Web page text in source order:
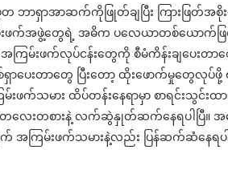
ဘာရှာအာဆက်ကိုဖြုတ်ချပြီး ကြားဖြ
ဖက်အဖွဲ့တွေရဲ့ အဓိက ပလေယာတစ်ယောက်ဖ
အကြမ်းဖက်လုပ်ငန်းတွေကို စီမံကိန်းချပေး
ပေးတာတွေ ပြီးတော့ ထိုးဖောက်မှုတွေလုပ်
ဖက်သမား ထိပ်တန်းနေရာမှာ စာရင်းသွင်းထ
လေးတစားနဲ့ လက်ဆွဲနှုတ်ဆက်နေရပါပြီ။
အကြမ်းဖက်သမားနဲ့လည်း ပြန်ဆက်ဆံနေရ